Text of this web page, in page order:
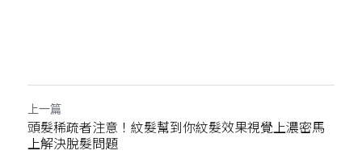
上一篇
頭髮稀疏者注意！紋髮幫到你紋髮效果視覺上濃密馬
上解決脫髮問題